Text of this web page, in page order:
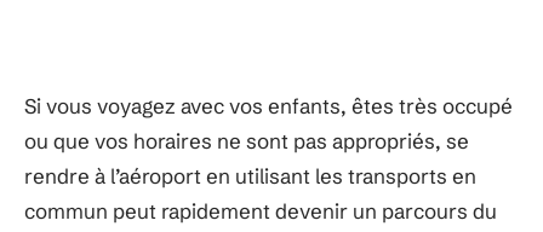
Si vous voyagez avec vos enfants, êtes très occupé
ou que vos horaires ne sont pas appropriés, se
rendre à l’aéroport en utilisant les transports en
commun peut rapidement devenir un parcours du